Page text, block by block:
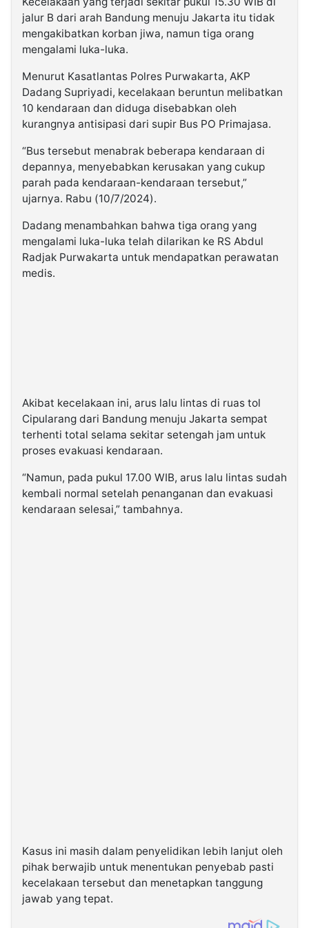
jalur B dari arah Bandung menuju Jakarta itu tidak
mengakibatkan korban jiwa, namun tiga orang
mengalami luka-luka.
Menurut Kasatlantas Polres Purwakarta, AKP
Dadang Supriyadi, kecelakaan beruntun melibatkan
10 kendaraan dan diduga disebabkan oleh
kurangnya antisipasi dari supir Bus PO Primajasa.
“Bus tersebut menabrak beberapa kendaraan di
depannya, menyebabkan kerusakan yang cukup
parah pada kendaraan-kendaraan tersebut,”
ujarnya. Rabu (10/7/2024).
Dadang menambahkan bahwa tiga orang yang
mengalami luka-luka telah dilarikan ke RS Abdul
Radjak Purwakarta untuk mendapatkan perawatan
medis.
Akibat kecelakaan ini, arus lalu lintas di ruas tol
Cipularang dari Bandung menuju Jakarta sempat
terhenti total selama sekitar setengah jam untuk
proses evakuasi kendaraan.
“Namun, pada pukul 17.00 WIB, arus lalu lintas sudah
kembali normal setelah penanganan dan evakuasi
kendaraan selesai,” tambahnya.
Kasus ini masih dalam penyelidikan lebih lanjut oleh
pihak berwajib untuk menentukan penyebab pasti
kecelakaan tersebut dan menetapkan tanggung
jawab yang tepat.